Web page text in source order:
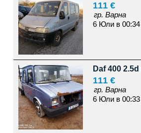
111 €
гр. Варна
6 Юли в 00:34
Daf 400
111 €
гр. Варна
6 Юли в 00:33